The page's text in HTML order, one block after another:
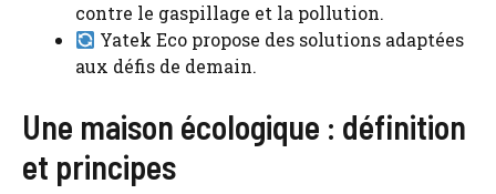
contre le gaspillage et la pollution.
Yatek Eco propose des solutions adaptées
aux défis de demain.
Une maison écologique : définition
et principes